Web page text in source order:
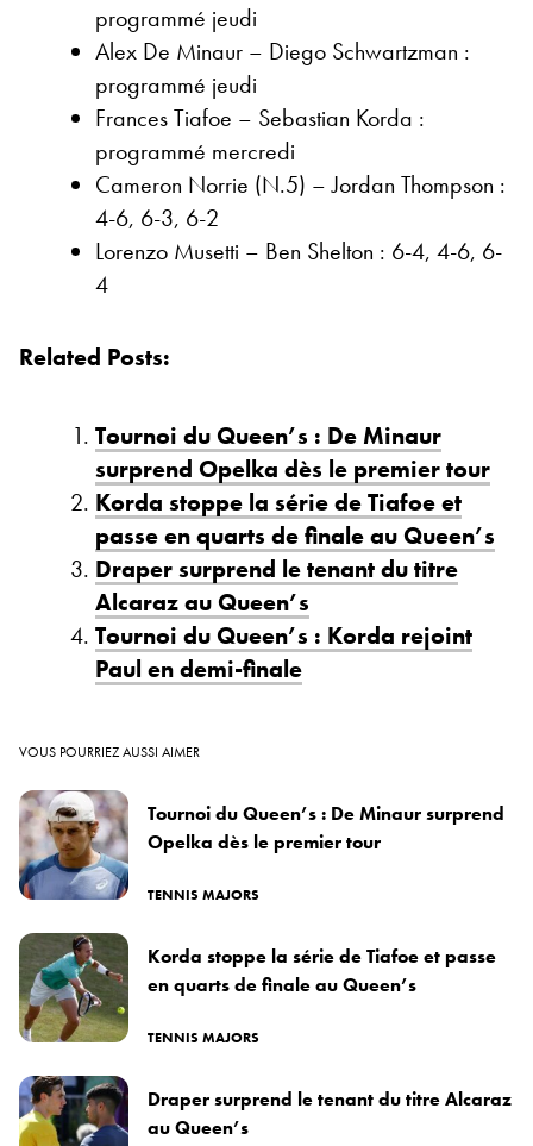
programmé jeudi
Alex De Minaur – Diego Schwartzman :
programmé jeudi
Frances Tiafoe – Sebastian Korda :
programmé mercredi
Cameron Norrie (N.5) – Jordan Thompson :
4-6, 6-3, 6-2
Lorenzo Musetti – Ben Shelton : 6-4, 4-6, 6-
4
Related Posts:
Tournoi du Queen’s : De Minaur
surprend Opelka dès le premier tour
Korda stoppe la série de Tiafoe et
passe en quarts de finale au Queen’s
Draper surprend le tenant du titre
Alcaraz au Queen’s
Tournoi du Queen’s : Korda rejoint
Paul en demi-finale
VOUS POURRIEZ AUSSI AIMER
Tournoi du Queen’s : De Minaur surprend
Opelka dès le premier tour
TENNIS MAJORS
Korda stoppe la série de Tiafoe et passe
en quarts de finale au Queen’s
TENNIS MAJORS
Draper surprend le tenant du titre Alcaraz
au Queen’s